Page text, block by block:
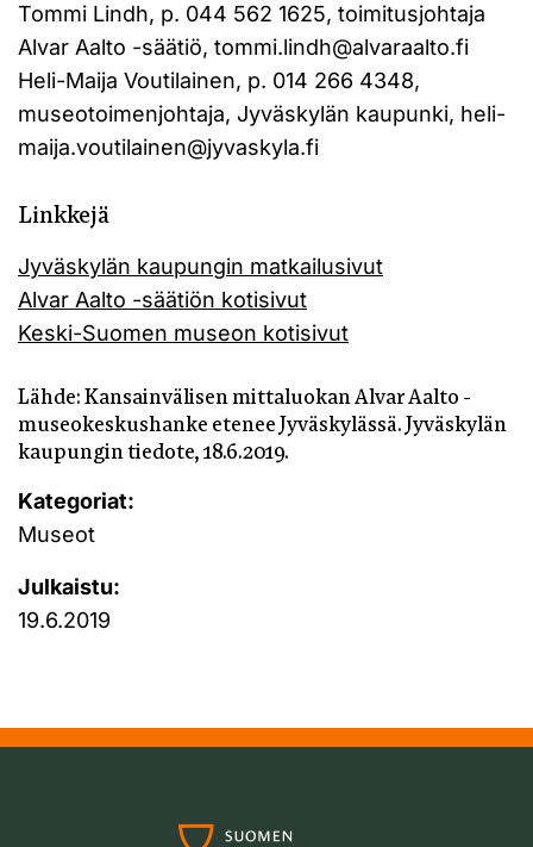
Tommi Lindh, p. 044 562 1625, toimitusjohtaja
Alvar Aalto -säätiö, tommi.lindh@alvaraalto.fi
Heli-Maija Voutilainen, p. 014 266 4348,
museotoimenjohtaja, Jyväskylän kaupunki, heli-
maija.voutilainen@jyvaskyla.fi
Linkkejä
Jyväskylän kaupungin matkailusivut
Alvar Aalto -säätiön kotisivut
Keski-Suomen museon kotisivut
Lähde:Kansainvälisen mittaluokan Alvar Aalto -
museokeskushanke etenee Jyväskylässä.Jyväskylän
kaupungin tiedote, 18.6.2019.
Kategoriat:
Museot
Julkaistu:
19.6.2019